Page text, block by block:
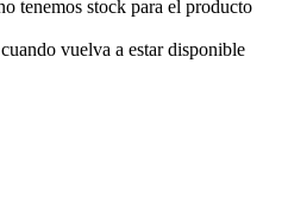
tenemos stock para el producto
vuelva a estar disponible